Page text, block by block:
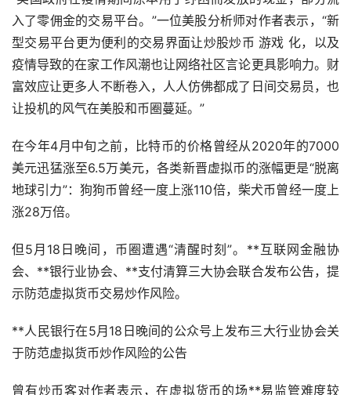
入了零佣金的交易平台。”一位美股分析师对作者表示，“新
型交易平台更为便利的交易界面让炒股炒币游戏 化，以及
疫情导致的在家工作风潮也让网络社区言论更具影响力。财
富效应让更多人不断卷入，人人仿佛都成了日间交易员，也
让投机的风气在美股和币圈蔓延。”
在今年4月中旬之前，比特币的价格曾经从2020年的7000
美元迅猛涨至6.5万美元，各类新晋虚拟币的涨幅更是“脱离
地球引力”：狗狗币曾经一度上涨110倍，柴犬币曾经一度上
涨28万倍。
但5月18日晚间，币圈遭遇“清醒时刻”。**互联网金融协
会、**银行业协会、**支付清算三大协会联合发布公告，提
示防范虚拟货币交易炒作风险。
**人民银行在5月18日晚间的公众号上发布三大行业协会关
于防范虚拟货币炒作风险的公告
曾有炒币客对作者表示，在虚拟货币的场**易监管难度较